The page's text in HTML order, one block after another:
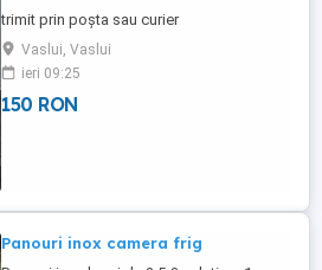
trimit prin poșta sau curier
Vaslui, Vaslui
ieri 09:25
150 RON
Panouri inox camera frig